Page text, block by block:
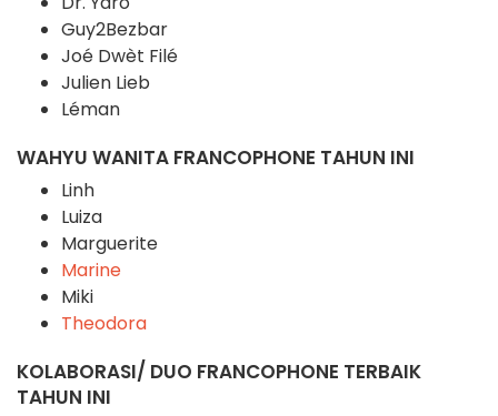
Guy2Bezbar
Joé Dwèt Filé
Julien Lieb
Léman
WAHYU WANITA FRANCOPHONE TAHUN INI
Linh
Luiza
Marguerite
Marine
Miki
Theodora
KOLABORASI/ DUO FRANCOPHONE TERBAIK
TAHUN INI